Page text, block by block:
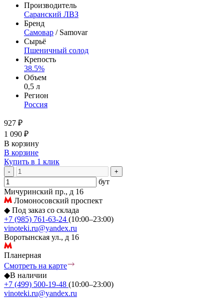
Производитель
Саранский ЛВЗ
Бренд
Самовар / Samovar
Сырьё
Пшеничный солод
Крепость
38.5%
Объем
0,5 л
Регион
Россия
927 ₽
1 090 ₽
В корзину
В корзине
Купить в 1 клик
- +
бут
Мичуринский пр., д 16
Ломоносовский проспект
◆ Под заказ со склада
+7 (985) 761-63-24 (10:00–23:00)
vinoteki.ru@yandex.ru
Воротынская ул., д 16
Планерная
Смотреть на карте
◆В наличии
+7 (499) 500-19-48 (10:00–23:00)
vinoteki.ru@yandex.ru